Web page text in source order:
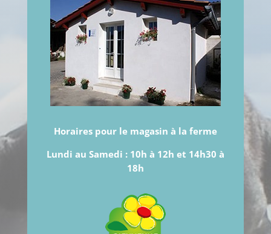
Horaires pour le magasin à la ferme
Lundi au Samedi : 10h à 12h et 14h30 à
18h